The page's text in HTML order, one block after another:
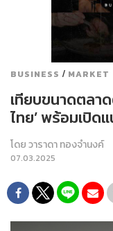
BUSINESS / MARKET
เทียบขนาดตลา
ไทย’ พร้อมเปิด
โดยวาราดา ทองจำนงค์
07.03.2025